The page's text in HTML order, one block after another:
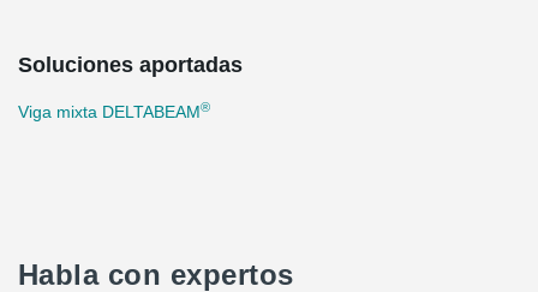
Soluciones aportadas
Viga mixta DELTABEAM®
Habla con expertos